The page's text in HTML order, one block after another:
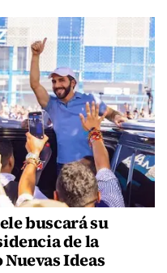
buscará su
de la
Ideas